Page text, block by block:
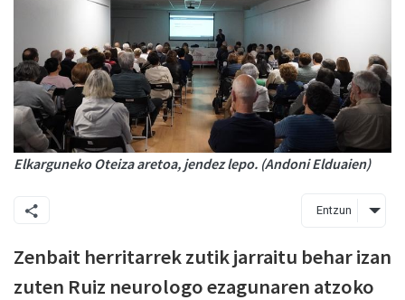
Elkarguneko Oteiza aretoa, jendez lepo. (Andoni Elduaien)
Entzun
Zenbait herritarrek zutik jarraitu behar izan
zuten Ruiz neurologo ezagunaren atzoko